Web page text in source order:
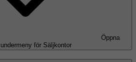
Öppna
undermeny för Säljkontor